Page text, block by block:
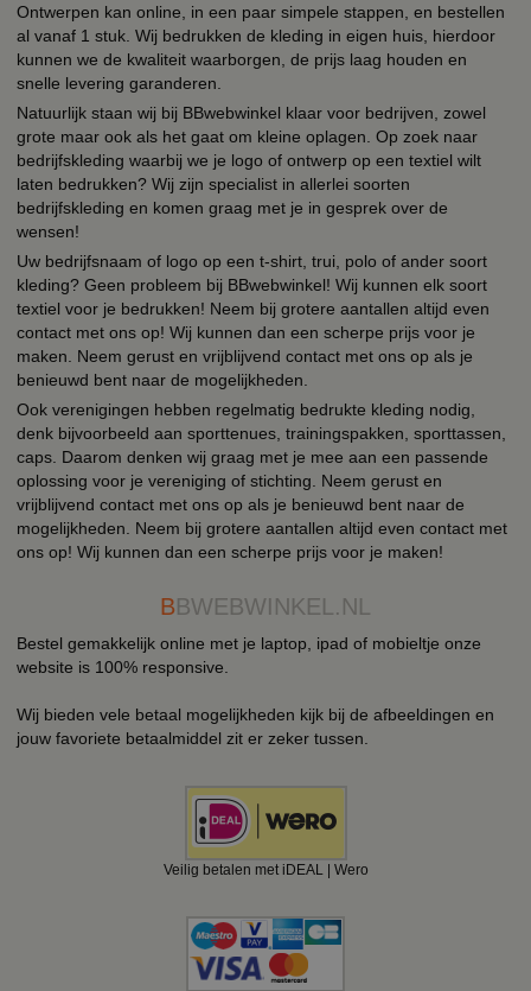
Ontwerpen kan online, in een paar simpele stappen, en bestellen
al vanaf 1 stuk. Wij bedrukken de kleding in eigen huis, hierdoor
kunnen we de kwaliteit waarborgen, de prijs laag houden en
snelle levering garanderen.
Natuurlijk staan wij bij BBwebwinkel klaar voor bedrijven, zowel
grote maar ook als het gaat om kleine oplagen. Op zoek naar
bedrijfskleding waarbij we je logo of ontwerp op een textiel wilt
laten bedrukken? Wij zijn specialist in allerlei soorten
bedrijfskleding en komen graag met je in gesprek over de
wensen!
Uw bedrijfsnaam of logo op een t-shirt, trui, polo of ander soort
kleding? Geen probleem bij BBwebwinkel! Wij kunnen elk soort
textiel voor je bedrukken! Neem bij grotere aantallen altijd even
contact met ons op! Wij kunnen dan een scherpe prijs voor je
maken. Neem gerust en vrijblijvend contact met ons op als je
benieuwd bent naar de mogelijkheden.
Ook verenigingen hebben regelmatig bedrukte kleding nodig,
denk bijvoorbeeld aan sporttenues, trainingspakken, sporttassen,
caps. Daarom denken wij graag met je mee aan een passende
oplossing voor je vereniging of stichting. Neem gerust en
vrijblijvend contact met ons op als je benieuwd bent naar de
mogelijkheden. Neem bij grotere aantallen altijd even contact met
ons op! Wij kunnen dan een scherpe prijs voor je maken!
BBWEBWINKEL.NL
Bestel gemakkelijk online met je laptop, ipad of mobieltje onze
website is 100% responsive.
Wij bieden vele betaal mogelijkheden kijk bij de afbeeldingen en
jouw favoriete betaalmiddel zit er zeker tussen.
Veilig betalen met iDEAL | Wero